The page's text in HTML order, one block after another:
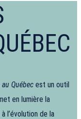
Québec est un outil
en lumière la
l’évolution de la